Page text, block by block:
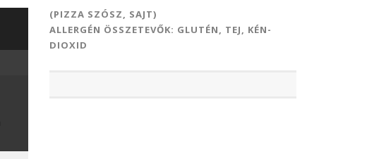
(PIZZA SZÓSZ, SAJT)
ALLERGÉN ÖSSZETEVŐK: GLUTÉN, TEJ, KÉN-
DIOXID